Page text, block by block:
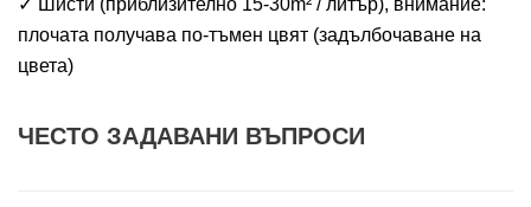
✓ Шисти (приблизително 15-30m² / литър), внимание:
плочата получава по-тъмен цвят (задълбочаване на
цвета)
ЧЕСТО ЗАДАВАНИ ВЪПРОСИ